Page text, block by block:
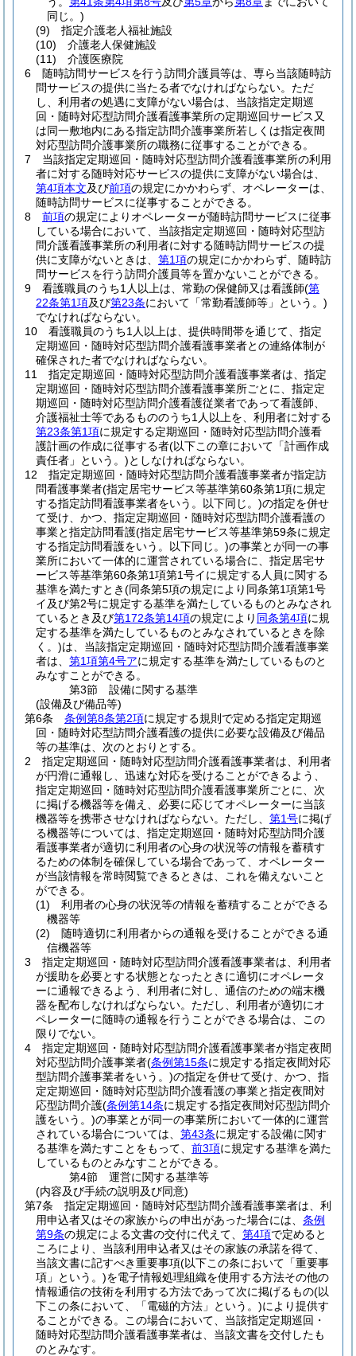
同じ。)
(9)
指定介護老人福祉施設
(10)
介護老人保健施設
(11)
介護医療院
6
随時訪問サービスを行う訪問介護員等は、専ら当該随時訪
問サービスの提供に当たる者でなければならない。 ただ
し、利用者の処遇に支障がない場合は、当該指定定期巡
回・随時対応型訪問介護看護事業所の定期巡回サービス又
は同一敷地内にある指定訪問介護事業所若しくは指定夜間
対応型訪問介護事業所の職務に従事することができる。
7
当該指定定期巡回・随時対応型訪問介護看護事業所の利用
者に対する随時対応サービスの提供に支障がない場合は、
第4項本文及び前項の規定にかかわらず、オペレーターは、
随時訪問サービスに従事することができる。
8
前項の規定によりオペレーターが随時訪問サービスに従事
している場合において、当該指定定期巡回・随時対応型訪
問介護看護事業所の利用者に対する随時訪問サービスの提
供に支障がないときは、 第1項の規定にかかわらず、随時訪
問サービスを行う訪問介護員等を置かないことができる。
9
看護職員のうち1人以上は、常勤の保健師又は看護師(第
22条第1項及び第23条において「常勤看護師等」という。)
でなければならない。
10
看護職員のうち1人以上は、提供時間帯を通じて、指定
定期巡回・随時対応型訪問介護看護事業者との連絡体制が
確保された者でなければならない。
11
指定定期巡回・随時対応型訪問介護看護事業者は、指定
定期巡回・随時対応型訪問介護看護事業所ごとに、指定定
期巡回・随時対応型訪問介護看護従業者であって看護師、
介護福祉士等であるもののうち1人以上を、利用者に対する
第23条第1項に規定する定期巡回・随時対応型訪問介護看
護計画の作成に従事する者(以下この章において「計画作成
責任者」という。)としなければならない。
12
指定定期巡回・随時対応型訪問介護看護事業者が指定訪
問看護事業者(指定居宅サービス等基準第60条第1項に規定
する指定訪問看護事業者をいう。以下同じ。)の指定を併せ
て受け、かつ、指定定期巡回・随時対応型訪問介護看護の
事業と指定訪問看護(指定居宅サービス等基準第59条に規定
する指定訪問看護をいう。以下同じ。)の事業とが同一の事
業所において一体的に運営されている場合に、指定居宅サ
ービス等基準第60条第1項第1号イに規定する人員に関する
基準を満たすとき(同条第5項の規定により同条第1項第1号
イ及び第2号に規定する基準を満たしているものとみなされ
ているとき及び第172条第14項の規定により 同条第4項に規
定する基準を満たしているものとみなされているときを除
く。)は、当該指定定期巡回・随時対応型訪問介護看護事業
者は、 第1項第4号アに規定する基準を満たしているものと
みなすことができる。
第3節
設備に関する基準
(設備及び備品等)
第6条
条例第8条第2項に規定する規則で定める指定定期巡
回・随時対応型訪問介護看護の提供に必要な設備及び備品
等の基準は、次のとおりとする。
2
指定定期巡回・随時対応型訪問介護看護事業者は、利用者
が円滑に通報し、迅速な対応を受けることができるよう、
指定定期巡回・随時対応型訪問介護看護事業所ごとに、次
に掲げる機器等を備え、必要に応じてオペレーターに当該
機器等を携帯させなければならない。 ただし、 第1号に掲げ
る機器等については、指定定期巡回・随時対応型訪問介護
看護事業者が適切に利用者の心身の状況等の情報を蓄積す
るための体制を確保している場合であって、オペレーター
が当該情報を常時閲覧できるときは、これを備えないこと
ができる。
(1)
利用者の心身の状況等の情報を蓄積することができる
機器等
(2)
随時適切に利用者からの通報を受けることができる通
信機器等
3
指定定期巡回・随時対応型訪問介護看護事業者は、利用者
が援助を必要とする状態となったときに適切にオペレータ
ーに通報できるよう、利用者に対し、通信のための端末機
器を配布しなければならない。 ただし、利用者が適切にオ
ペレーターに随時の通報を行うことができる場合は、この
限りでない。
4
指定定期巡回・随時対応型訪問介護看護事業者が指定夜間
対応型訪問介護事業者(条例第15条に規定する指定夜間対応
型訪問介護事業者をいう。)の指定を併せて受け、かつ、指
定定期巡回・随時対応型訪問介護看護の事業と指定夜間対
応型訪問介護(条例第14条に規定する指定夜間対応型訪問介
護をいう。)の事業とが同一の事業所において一体的に運営
されている場合については、 第43条に規定する設備に関す
る基準を満たすことをもって、 前3項に規定する基準を満た
しているものとみなすことができる。
第4節
運営に関する基準等
(内容及び手続の説明及び同意)
第7条
指定定期巡回・随時対応型訪問介護看護事業者は、利
用申込者又はその家族からの申出があった場合には、 条例
第9条の規定による文書の交付に代えて、 第4項で定めると
ころにより、当該利用申込者又はその家族の承諾を得て、
当該文書に記すべき重要事項(以下この条において「重要事
項」という。)を電子情報処理組織を使用する方法その他の
情報通信の技術を利用する方法であって次に掲げるもの(以
下この条において、「電磁的方法」という。)により提供す
ることができる。
この場合において、当該指定定期巡回・
随時対応型訪問介護看護事業者は、当該文書を交付したも
のとみなす。